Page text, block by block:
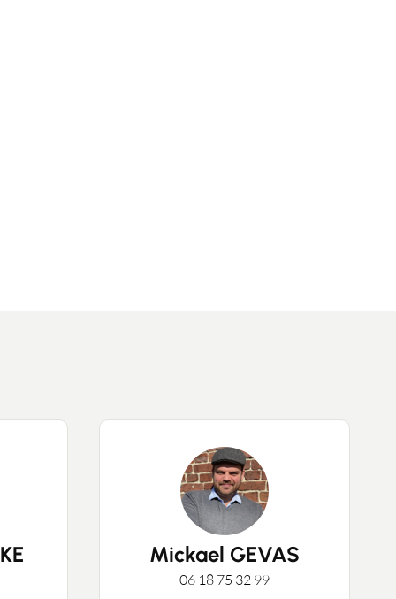
Mickael GEVAS
06 18 75 32 99